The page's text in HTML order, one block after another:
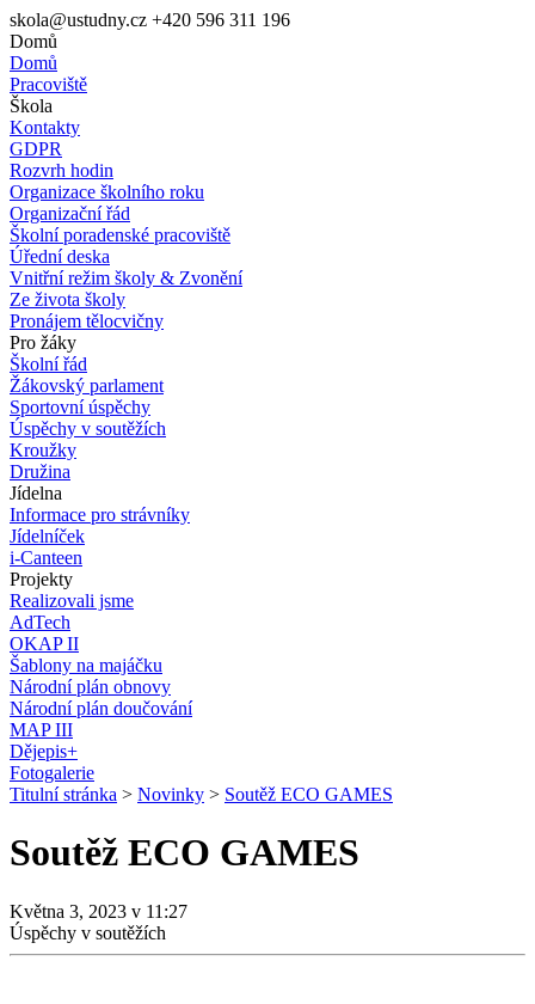
skola@ustudny.cz +420 596 311 196
Domů
Domů
Pracoviště
Škola
Kontakty
GDPR
Rozvrh hodin
Organizace školního roku
Organizační řád
Školní poradenské pracoviště
Úřední deska
Vnitřní režim školy & Zvonění
Ze života školy
Pronájem tělocvičny
Pro žáky
Školní řád
Žákovský parlament
Sportovní úspěchy
Úspěchy v soutěžích
Kroužky
Družina
Jídelna
Informace pro strávníky
Jídelníček
i-Canteen
Projekty
Realizovali jsme
AdTech
OKAP II
Šablony na majáčku
Národní plán obnovy
Národní plán doučování
MAP III
Dějepis+
Fotogalerie
Titulní stránka > Novinky > Soutěž ECO GAMES
Soutěž ECO GAMES
Května 3, 2023 v 11:27
Úspěchy v soutěžích